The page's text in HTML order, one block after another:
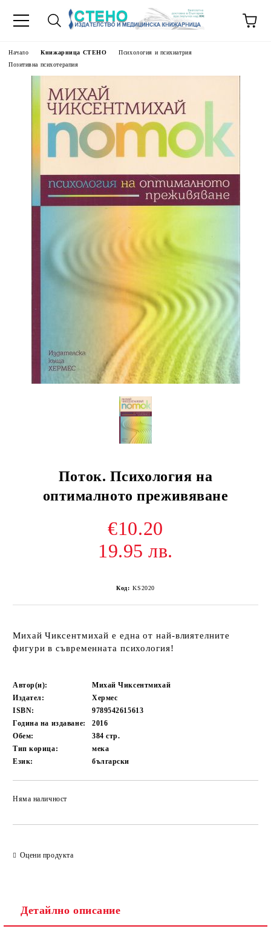
Начало Книжарница СТЕНО
Психология и психиатрия
Позитивна психотерапия
Поток. Психология на
оптималното преживяване
€10.20
19.95 лв.
Код: KS2020
Михай Чиксентмихай е една от най-влиятелните
фигури в съвременната психология!
Автор(и):
Михай Чиксентмихай
Издател:
Хермес
ISBN:
9789542615613
Година на издаване:
2016
Обем:
384стр.
Тип корица:
мека
Език:
български
Няма наличност
Оцени продукта
Детайлно описание